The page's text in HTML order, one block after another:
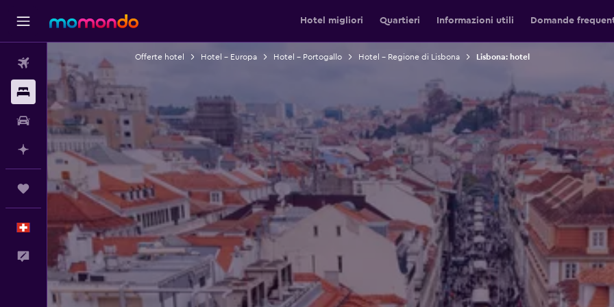
Hotel migliori Quartieri Informazioni utili Domande
Voli
Soggiorni
Noleggio auto
Fai piani con l'AI
Trips
Italiano
Commenti
Offerte hotel Hotel - Europa Hotel - Portogallo Hotel - Regione di Lisbona Lisbona: hotel